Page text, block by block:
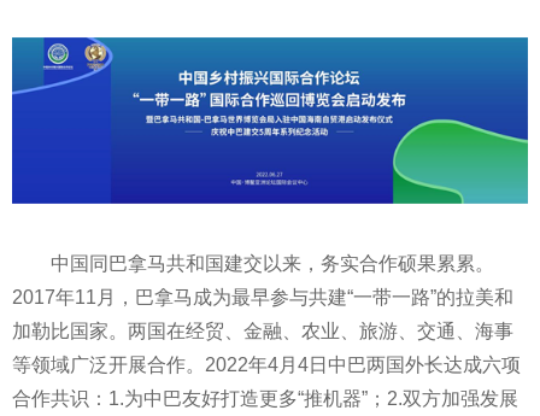
中国同巴拿马共和国建交以来，务实合作硕果累累。
2017年11月，巴拿马成为最早参与共建“一带一路”的拉美和
加勒比国家。两国在经贸、 金融 、农业、旅游、交通、海事
等领域广泛开展合作。2022年4月4日中巴两国外长达成六项
合作共识：1.为中巴友好打造更多“推机器”；2.双方加强发展